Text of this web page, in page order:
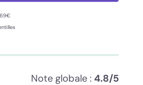
Note globale : 4.8/5